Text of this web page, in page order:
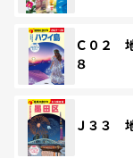
Ｃ０２
８
Ｊ３３